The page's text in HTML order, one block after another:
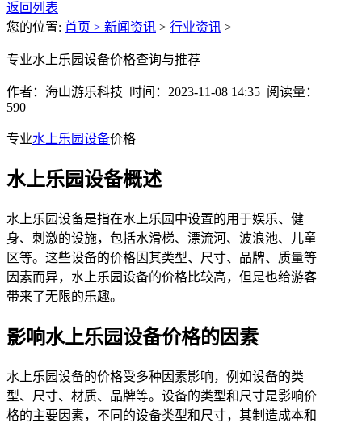
返回列表
您的位置: 首页 > 新闻资讯 > 行业资讯 >
专业水上乐园设备价格查询与推荐
作者：海山游乐科技 时间：2023-11-08 14:35 阅读量：
590
专业水上乐园设备价格
水上乐园设备概述
水上乐园设备是指在水上乐园中设置的用于娱乐、健
身、刺激的设施，包括水滑梯、漂流河、波浪池、儿童
区等。这些设备的价格因其类型、尺寸、品牌、质量等
因素而异，水上乐园设备的价格比较高，但是也给游客
带来了无限的乐趣。
影响水上乐园设备价格的因素
水上乐园设备的价格受多种因素影响，例如设备的类
型、尺寸、材质、品牌等。设备的类型和尺寸是影响价
格的主要因素，不同的设备类型和尺寸，其制造成本和